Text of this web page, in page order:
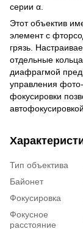
серии α.
Этот объектив
элемент с
грязь.
отдельные
диафрагмой
управления
фокусировки
Тип объектива
Байонет
Фокусировка
Фокусное
расстояние